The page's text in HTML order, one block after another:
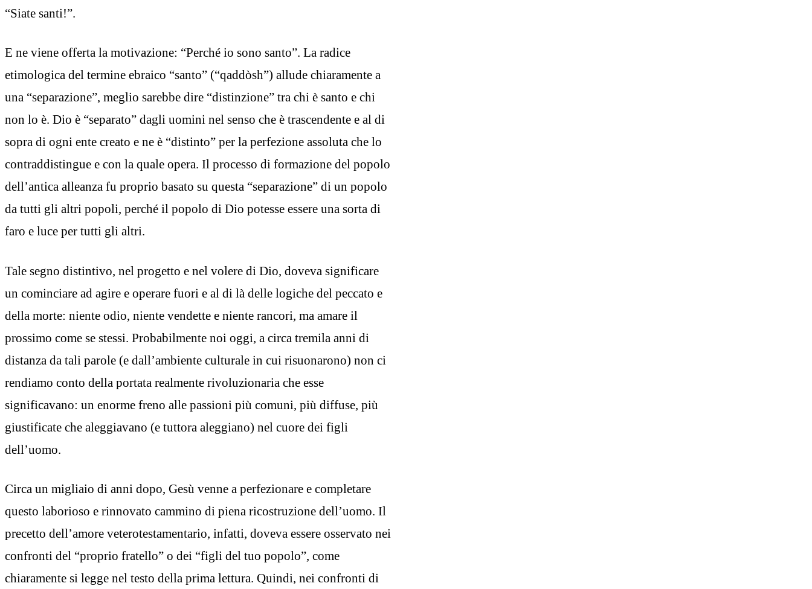
“Siate santi!”.
E ne viene offerta la motivazione: “Perché io sono santo”. La radice
etimologica del termine ebraico “santo” (“qaddòsh”) allude chiaramente a
una “separazione”, meglio sarebbe dire “distinzione” tra chi è santo e chi
non lo è. Dio è “separato” dagli uomini nel senso che è trascendente e al di
sopra di ogni ente creato e ne è “distinto” per la perfezione assoluta che lo
contraddistingue e con la quale opera. Il processo di formazione del popolo
dell’antica alleanza fu proprio basato su questa “separazione” di un popolo
da tutti gli altri popoli, perché il popolo di Dio potesse essere una sorta di
faro e luce per tutti gli altri.
Tale segno distintivo, nel progetto e nel volere di Dio, doveva significare
un cominciare ad agire e operare fuori e al di là delle logiche del peccato e
della morte: niente odio, niente vendette e niente rancori, ma amare il
prossimo come se stessi. Probabilmente noi oggi, a circa tremila anni di
distanza da tali parole (e dall’ambiente culturale in cui risuonarono) non ci
rendiamo conto della portata realmente rivoluzionaria che esse
significavano: un enorme freno alle passioni più comuni, più diffuse, più
giustificate che aleggiavano (e tuttora aleggiano) nel cuore dei figli
dell’uomo.
Circa un migliaio di anni dopo, Gesù venne a perfezionare e completare
questo laborioso e rinnovato cammino di piena ricostruzione dell’uomo. Il
precetto dell’amore veterotestamentario, infatti, doveva essere osservato nei
confronti del “proprio fratello” o dei “figli del tuo popolo”, come
chiaramente si legge nel testo della prima lettura. Quindi, nei confronti di